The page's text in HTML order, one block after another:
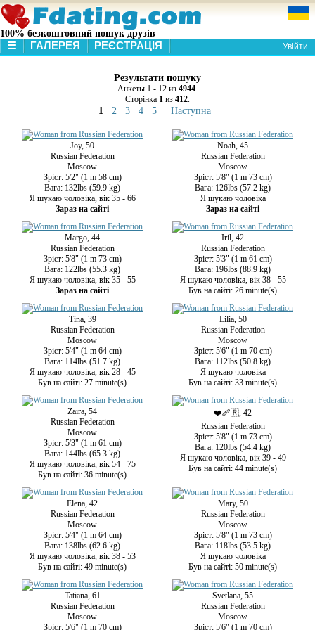
100% безкоштовний пошук друзів
☰
ГАЛЕРЕЯ РЕЄСТРАЦІЯ Увійти
Результати пошуку
Анкеты 1 - 12 из 4944.
Сторінка 1 из 412.
1 2 3 4 5 Наступна
Joy, 50
Russian Federation
Moscow
Зріст: 5'2" (1 m 58 cm)
Вага: 132lbs (59.9 kg)
Я шукаю чоловіка, вік 35 - 66
Зараз на сайті
Noah, 45
Russian Federation
Moscow
Зріст: 5'8" (1 m 73 cm)
Вага: 126lbs (57.2 kg)
Я шукаю чоловіка
Зараз на сайті
Margo, 44
Russian Federation
Зріст: 5'8" (1 m 73 cm)
Вага: 122lbs (55.3 kg)
Я шукаю чоловіка, вік 35 - 55
Зараз на сайті
Iril, 42
Russian Federation
Зріст: 5'3" (1 m 61 cm)
Вага: 196lbs (88.9 kg)
Я шукаю чоловіка, вік 38 - 55
Був на сайті: 26 minute(s)
Tina, 39
Russian Federation
Moscow
Зріст: 5'4" (1 m 64 cm)
Вага: 114lbs (51.7 kg)
Я шукаю чоловіка, вік 28 - 45
Був на сайті: 27 minute(s)
Lilia, 50
Russian Federation
Moscow
Зріст: 5'6" (1 m 70 cm)
Вага: 112lbs (50.8 kg)
Я шукаю чоловіка
Був на сайті: 33 minute(s)
Zaira, 54
Russian Federation
Moscow
Зріст: 5'3" (1 m 61 cm)
Вага: 144lbs (65.3 kg)
Я шукаю чоловіка, вік 54 - 75
Був на сайті: 36 minute(s)
❤️‍🩹🇷, 42
Russian Federation
Зріст: 5'8" (1 m 73 cm)
Вага: 120lbs (54.4 kg)
Я шукаю чоловіка, вік 39 - 49
Був на сайті: 44 minute(s)
Elena, 42
Russian Federation
Moscow
Зріст: 5'4" (1 m 64 cm)
Вага: 138lbs (62.6 kg)
Я шукаю чоловіка, вік 38 - 53
Був на сайті: 49 minute(s)
Mary, 50
Russian Federation
Moscow
Зріст: 5'8" (1 m 73 cm)
Вага: 118lbs (53.5 kg)
Я шукаю чоловіка
Був на сайті: 50 minute(s)
Tatiana, 61
Russian Federation
Moscow
Зріст: 5'6" (1 m 70 cm)
Svetlana, 55
Russian Federation
Moscow
Зріст: 5'6" (1 m 70 cm)